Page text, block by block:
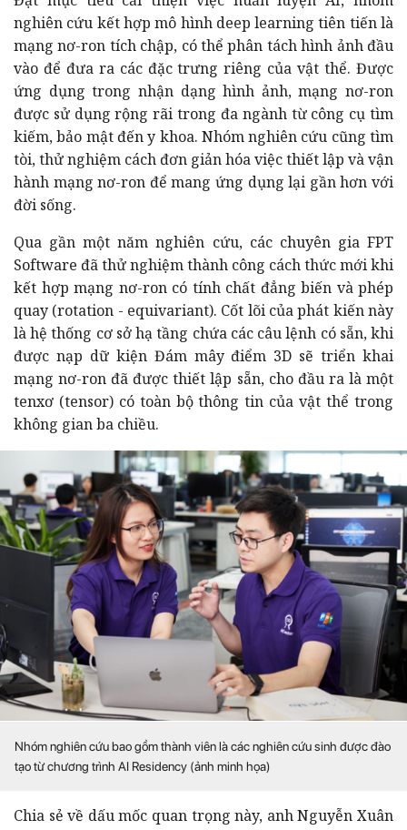
nghiên cứu kết hợp mô hình deep learning tiên tiến là
mạng nơ-ron tích chập, có thể phân tách hình ảnh đầu
vào để đưa ra các đặc trưng riêng của vật thể. Được
ứng dụng trong nhận dạng hình ảnh, mạng nơ-ron
được sử dụng rộng rãi trong đa ngành từ công cụ tìm
kiếm, bảo mật đến y khoa. Nhóm nghiên cứu cũng tìm
tòi, thử nghiệm cách đơn giản hóa việc thiết lập và vận
hành mạng nơ-ron để mang ứng dụng lại gần hơn với
đời sống.
Qua gần một năm nghiên cứu, các chuyên gia FPT
Software đã thử nghiệm thành công cách thức mới khi
kết hợp mạng nơ-ron có tính chất đẳng biến và phép
quay (rotation - equivariant). Cốt lõi của phát kiến này
là hệ thống cơ sở hạ tầng chứa các câu lệnh có sẵn, khi
được nạp dữ kiện Đám mây điểm 3D sẽ triển khai
mạng nơ-ron đã được thiết lập sẵn, cho đầu ra là một
tenxơ (tensor) có toàn bộ thông tin của vật thể trong
không gian ba chiều.
Nhóm nghiên cứu bao gồm thành viên là các nghiên cứu sinh được đào
tạo từ chương trình AI Residency (ảnh minh họa)
Chia sẻ về dấu mốc quan trọng này, anh Nguyễn Xuân